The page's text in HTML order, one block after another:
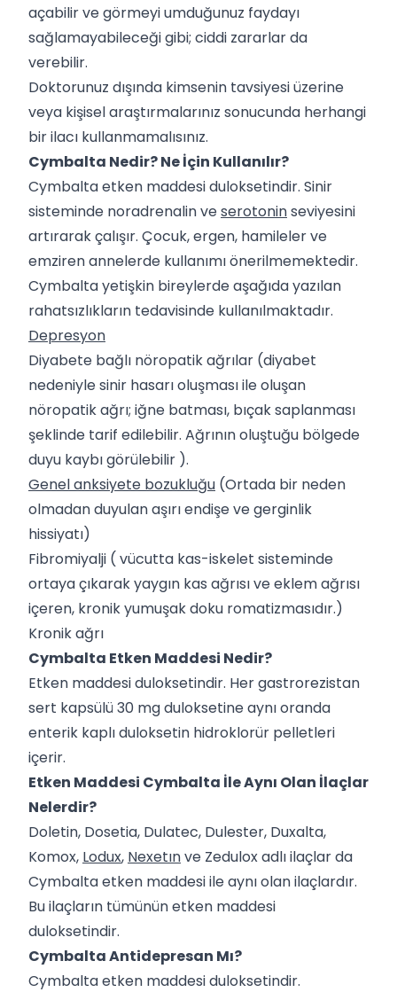
açabilir ve görmeyi umduğunuz faydayı
sağlamayabileceği gibi; ciddi zararlar da
verebilir.
Doktorunuz dışında kimsenin tavsiyesi üzerine
veya kişisel araştırmalarınız sonucunda herhangi
bir ilacı kullanmamalısınız.
Cymbalta Nedir? Ne İçin Kullanılır?
Cymbalta etken maddesi duloksetindir. Sinir
sisteminde noradrenalin veserotoninseviyesini
artırarak çalışır. Çocuk, ergen, hamileler ve
emziren annelerde kullanımı önerilmemektedir.
Cymbalta yetişkin bireylerde aşağıda yazılan
rahatsızlıkların tedavisinde kullanılmaktadır.
Depresyon
Diyabete bağlı nöropatik ağrılar (diyabet
nedeniyle sinir hasarı oluşması ile oluşan
nöropatik ağrı; iğne batması, bıçak saplanması
şeklinde tarif edilebilir. Ağrının oluştuğu bölgede
duyu kaybı görülebilir ).
Genel anksiyete bozukluğu (Ortada bir neden
olmadan duyulan aşırı endişe ve gerginlik
hissiyatı)
Fibromiyalji ( vücutta kas-iskelet sisteminde
ortaya çıkarak yaygın kas ağrısı ve eklem ağrısı
içeren, kronik yumuşak doku romatizmasıdır.)
Kronik ağrı
Cymbalta Etken Maddesi Nedir?
Etken maddesi duloksetindir. Her gastrorezistan
sert kapsülü 30 mg duloksetine aynı oranda
enterik kaplı duloksetin hidroklorür pelletleri
içerir.
Etken Maddesi Cymbalta İle Aynı Olan İlaçlar
Nelerdir?
Doletin, Dosetia, Dulatec, Dulester, Duxalta,
Komox, Lodux, Nexetınve Zedulox adlı ilaçlar da
Cymbalta etken maddesi ile aynı olan ilaçlardır.
Bu ilaçların tümünün etken maddesi
duloksetindir.
Cymbalta Antidepresan Mı?
Cymbalta etken maddesi duloksetindir.